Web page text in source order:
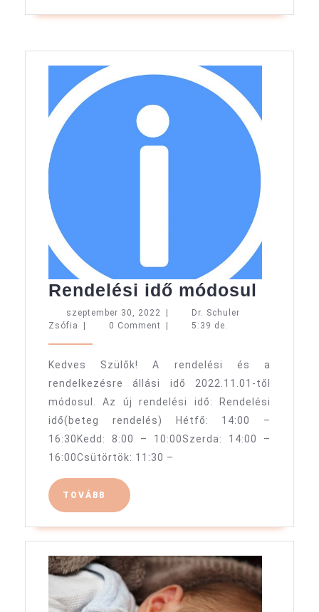
Rendelési idő módosul
szeptember 30, 2022 szeptember
30,
|
Dr. Schuler
Zsófia Dr.| 0 Comment | 5:39 de.
Kedves Szülők! A rendelési és a
rendelkezésre állási idő 2022.11.01-től
módosul. Az új rendelési idő: Rendelési
idő(beteg rendelés) Hétfő: 14:00 –
16:30Kedd: 8:00 – 10:00Szerda: 14:00 –
16:00Csütörtök: 11:30 –
TOVÁBB TOVÁBB